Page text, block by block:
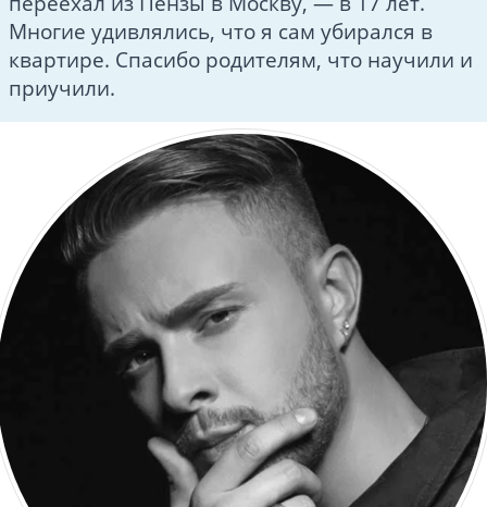
Многие удивлялись, что я сам убирался в
квартире. Спасибо родителям, что научили и
приучили.